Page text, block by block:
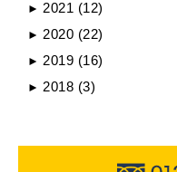
► 2021 (12)
► 2020 (22)
► 2019 (16)
► 2018 (3)